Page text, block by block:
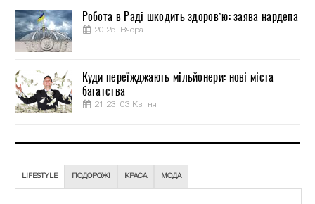
Робота в Раді шкодить здоров’ю: заява нардепа
20:25, Вчора
Куди переїжджають мільйонери: нові міста
багатства
21:23, 03 Квітня
LIFESTYLE ПОДОРОЖІ КРАСА МОДА